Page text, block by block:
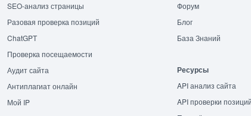
SEO-анализ страницы
Разовая проверка позиций
ChatGPT
Проверка посещаемости
Аудит сайта
Антиплагиат онлайн
Мой IP
Форум
Блог
База Знаний
Ресурсы
API анализ сайта
API проверки позиций